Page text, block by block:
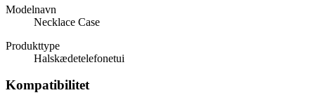
Modelnavn
Necklace Case
Produkttype
Halskædetelefonetui
Kompatibilitet